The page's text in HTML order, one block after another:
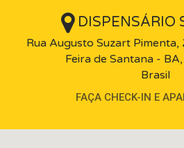
DISPENSÁRIO
Rua Augusto Suzart
Feira de Santana -
Brasil
FAÇA CHECK-IN E